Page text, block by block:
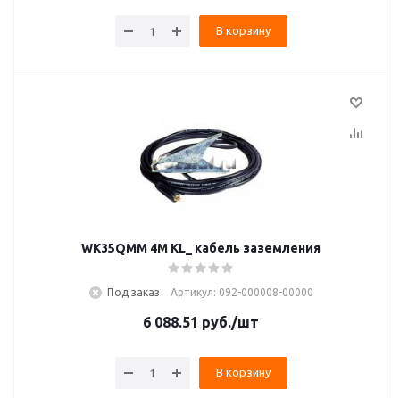
В корзину
WK35QMM 4M KL_ кабель заземления
Под заказ Артикул: 092-000008-00000
6 088.51 руб./шт
В корзину